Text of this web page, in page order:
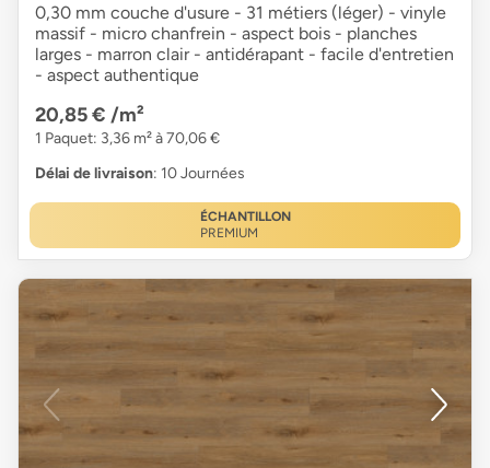
0,30 mm couche d'usure - 31 métiers (léger) - vinyle
massif - micro chanfrein - aspect bois - planches
larges - marron clair - antidérapant - facile d'entretien
- aspect authentique
20,85 € /m²
1 Paquet: 3,36 m² à 70,06 €
Délai de livraison: 10 Journées
ÉCHANTILLON
PREMIUM